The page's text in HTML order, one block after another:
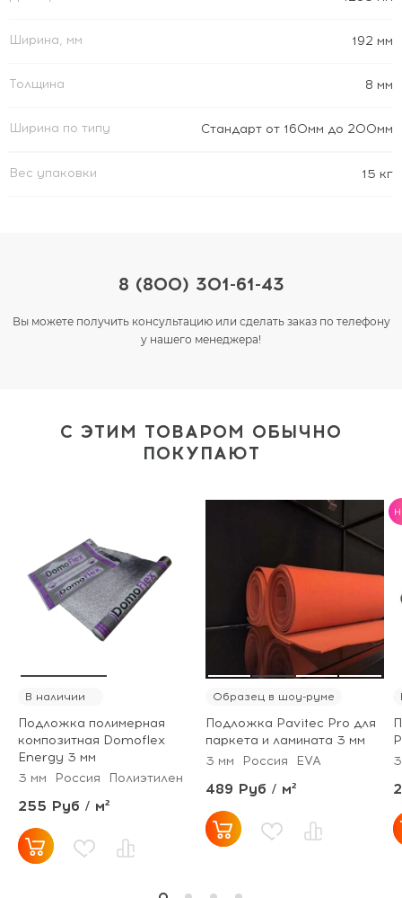
Ширина, мм 192 мм
Толщина 8 мм
Ширина по типу Стандарт от 160мм до 200мм
Вес упаковки 15 кг
8 (800) 301-61-43
Вы можете получить консультацию или сделать заказ по телефону
у нашего менеджера!
С ЭТИМ ТОВАРОМ ОБЫЧНО
ПОКУПАЮТ
В наличии
Подложка полимерная
композитная Domoflex
Energy 3 мм
3 мм
Россия Полиэтилен
255 Руб / м²
Образец в шоу-руме
Подложка Pavitec Pro для
паркета и ламината 3 мм
3 мм
Россия EVA
489 Руб / м²